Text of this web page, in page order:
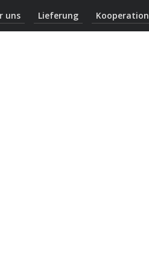
uns Lieferung Kooperation